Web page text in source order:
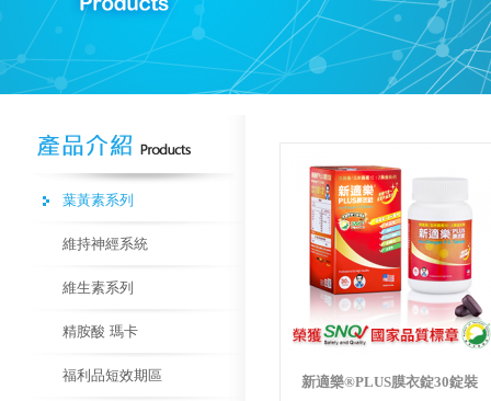
葉黃素系列
維持神經系統
維生素系列
精胺酸 瑪卡
福利品短效期區 新適樂®PLUS膜衣錠30錠裝